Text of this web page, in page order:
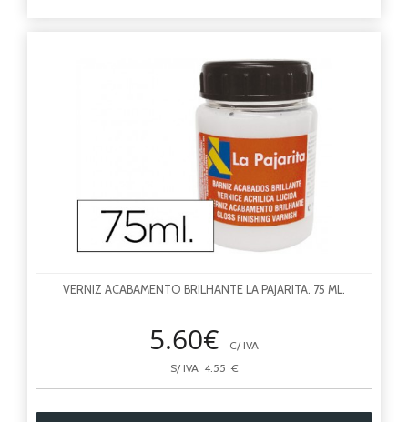
VERNIZ ACABAMENTO BRILHANTE LA PAJARITA. 75 ML.
5.60€
C/ IVA
S/ IVA 4.55 €